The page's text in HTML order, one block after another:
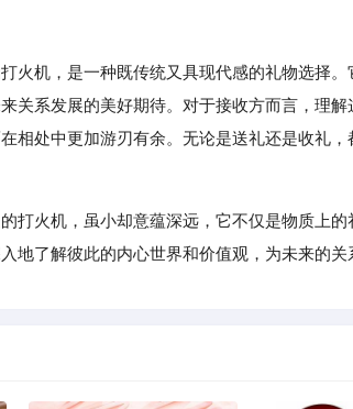
机，是一种既传统又具现代感的礼物选择。
关系发展的美好期待。对于接收方而言，理
相处中更加游刃有余。无论是送礼还是收礼
打火机，虽小却意蕴深远，它不仅是物质上
地了解彼此的内心世界和价值观，为未来的关